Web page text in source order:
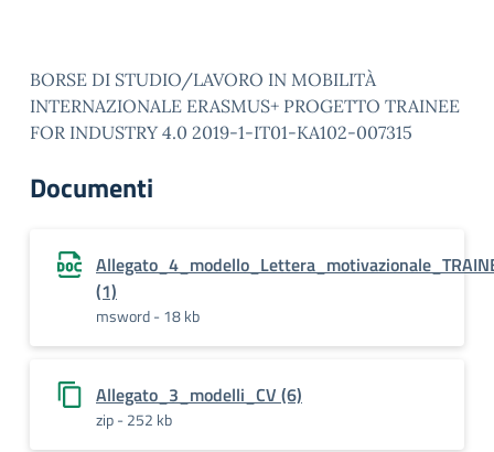
BORSE DI STUDIO/LAVORO IN MOBILITÀ
INTERNAZIONALE ERASMUS+ PROGETTO TRAINEE
FOR INDUSTRY 4.0 2019-1-IT01-KA102-007315
Documenti
(1)
msword - 18 kb
Allegato_3_modelli_CV (6)
zip - 252 kb